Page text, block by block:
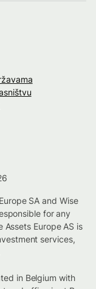
SA and Wise
for any
Europe AS is
services,
in Belgium with